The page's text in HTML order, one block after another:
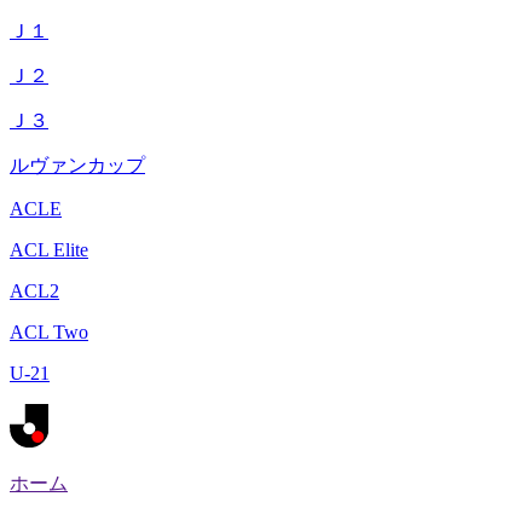
Ｊ１
Ｊ２
Ｊ３
ルヴァンカップ
ACLE
ACL Elite
ACL2
ACL Two
U-21
ホーム